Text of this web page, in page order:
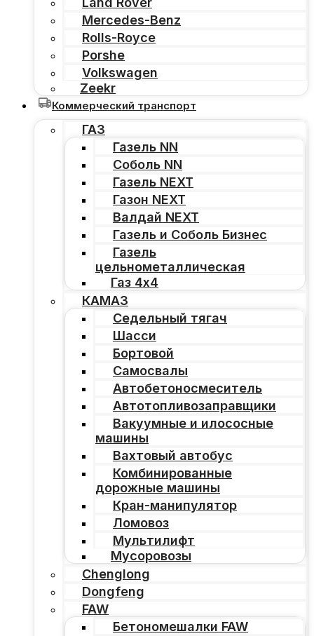
Mercedes-Benz
Rolls-Royce
Porshe
Volkswagen
Zeekr
Коммерческий транспорт
ГАЗ
Газель NN
Соболь NN
Газель NEXT
Газон NEXT
Валдай NEXT
Газель и Соболь Бизнес
Газель
цельнометаллическая
Газ 4х4
КАМАЗ
Седельный тягач
Шасси
Бортовой
Самосвалы
Автобетоносмеситель
Автотопливозаправщики
Вакуумные и илососные
машины
Вахтовый автобус
Комбинированные
дорожные машины
Кран-манипулятор
Ломовоз
Мультилифт
Мусоровозы
Chenglong
Dongfeng
FAW
Бетономешалки FAW